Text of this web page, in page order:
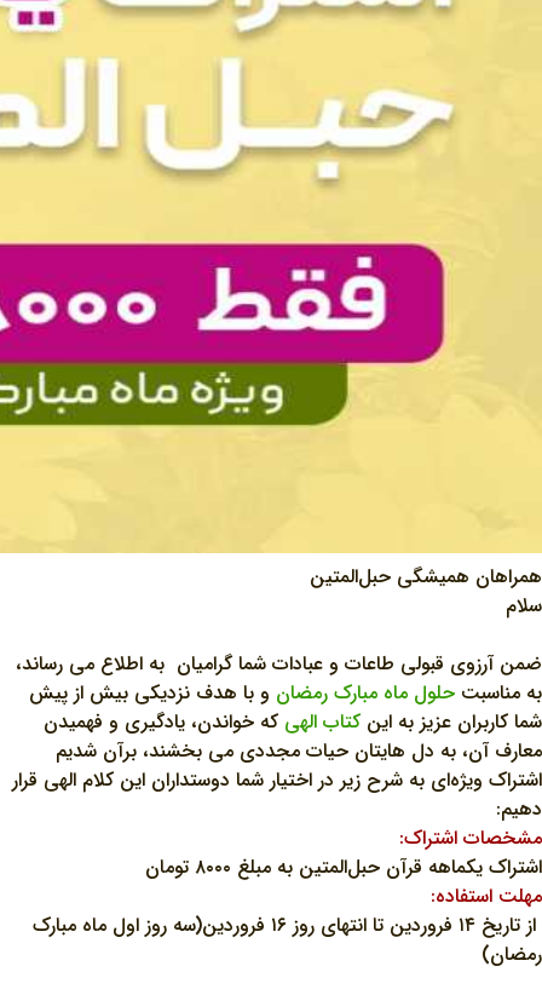
همراهان همیشگی حبل‌المتین
سلام
ضمن آرزوی قبولی طاعات و عبادات شما گرامیان به اطلاع می رساند،
به مناسبت حلول ماه مبارک رمضان و با هدف نزدیکی بیش از پیش
شما کاربران عزیز به این کتاب الهی که خواندن، یادگیری و فهمیدن
معارف آن، به دل هایتان حیات مجددی می بخشند، برآن شدیم
اشتراک ویژه‌ای به شرح زیر در اختیار شما دوستداران این کلام الهی قرار
دهیم:
مشخصات اشتراک:
اشتراک یکماهه قرآن حبل‌المتین به مبلغ ۸۰۰۰ تومان
مهلت استفاده:
از تاریخ ۱۴ فروردین‌ تا انتهای روز ۱۶ فروردین‌(سه روز اول ماه مبارک
رمضان)